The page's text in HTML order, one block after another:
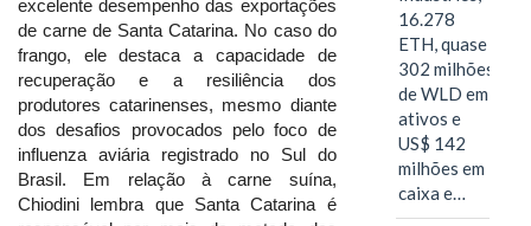
excelente desempenho das exportações
de carne de Santa Catarina. No caso do
frango, ele destaca a capacidade de
recuperação e a resiliência dos
produtores catarinenses, mesmo diante
dos desafios provocados pelo foco de
influenza aviária registrado no Sul do
Brasil. Em relação à carne suína,
Chiodini lembra que Santa Catarina é
16.278
ETH, quase
302 milhões
de WLD em
ativos e
US$ 142
milhões em
caixa e…